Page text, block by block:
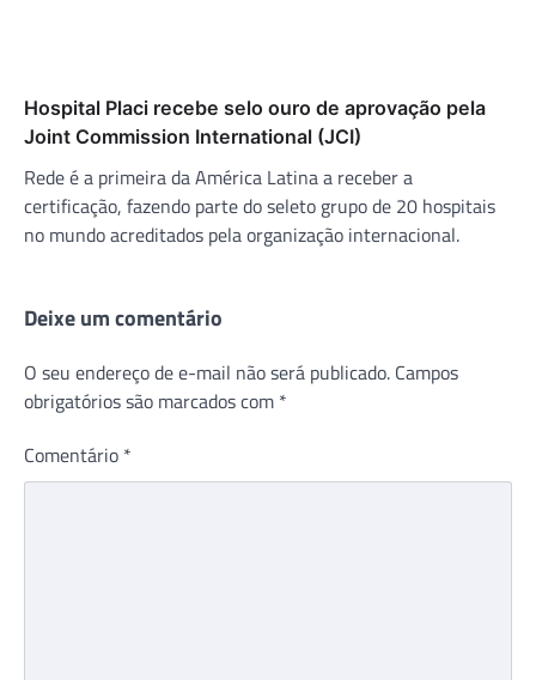
Hospital Placi recebe selo ouro de aprovação pela
Joint Commission International (JCI)
Rede é a primeira da América Latina a receber a
certificação, fazendo parte do seleto grupo de 20 hospitais
no mundo acreditados pela organização internacional.
Deixe um comentário
O seu endereço de e-mail não será publicado. Campos
obrigatórios são marcados com *
Comentário *